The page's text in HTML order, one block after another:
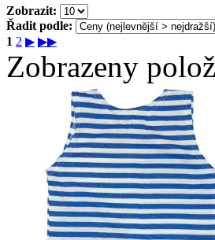
Zobrazit:
Řadit podle:
1 2 ▶ ▶▶
Zobrazeny